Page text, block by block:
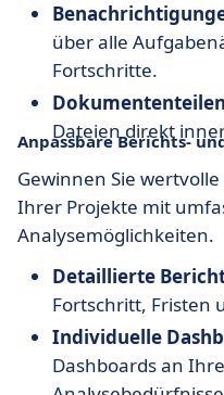
über alle
Fortschritte.
Dateien direkt
Anpassbare Berichts-
Gewinnen Sie
Ihrer Projekte mit
Analysemöglichkeiten.
Detaillierte
Fortschritt, Fristen
Individuelle
Dashboards an